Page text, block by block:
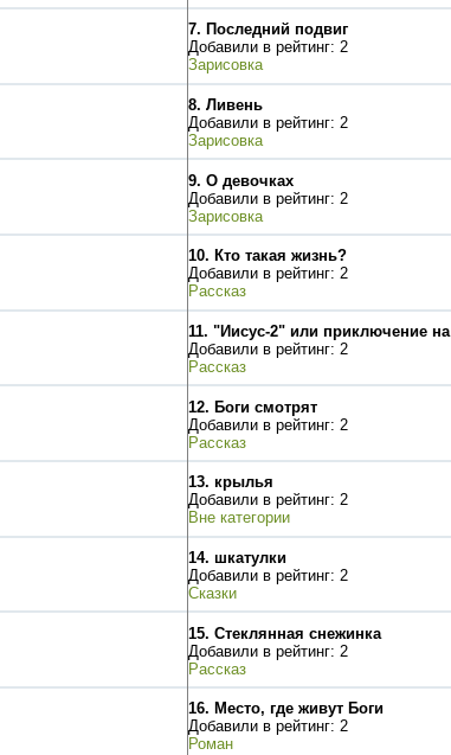
7. Последний подвиг
Добавили в рейтинг: 2
Зарисовка
8. Ливень
Добавили в рейтинг: 2
Зарисовка
9. О девочках
Добавили в рейтинг: 2
Зарисовка
10. Кто такая жизнь?
Добавили в рейтинг: 2
Рассказ
11. "Иисус-2" или приключение
Добавили в рейтинг: 2
Рассказ
12. Боги смотрят
Добавили в рейтинг: 2
Рассказ
13. крылья
Добавили в рейтинг: 2
Вне категории
14. шкатулки
Добавили в рейтинг: 2
Сказки
15. Стеклянная снежинка
Добавили в рейтинг: 2
Рассказ
16. Место, где живут Боги
Добавили в рейтинг: 2
Роман